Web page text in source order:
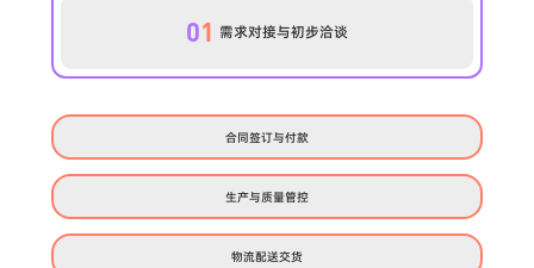
01 需求对接与初步洽谈
合同签订与付款
生产与质量管控
物流配送交货